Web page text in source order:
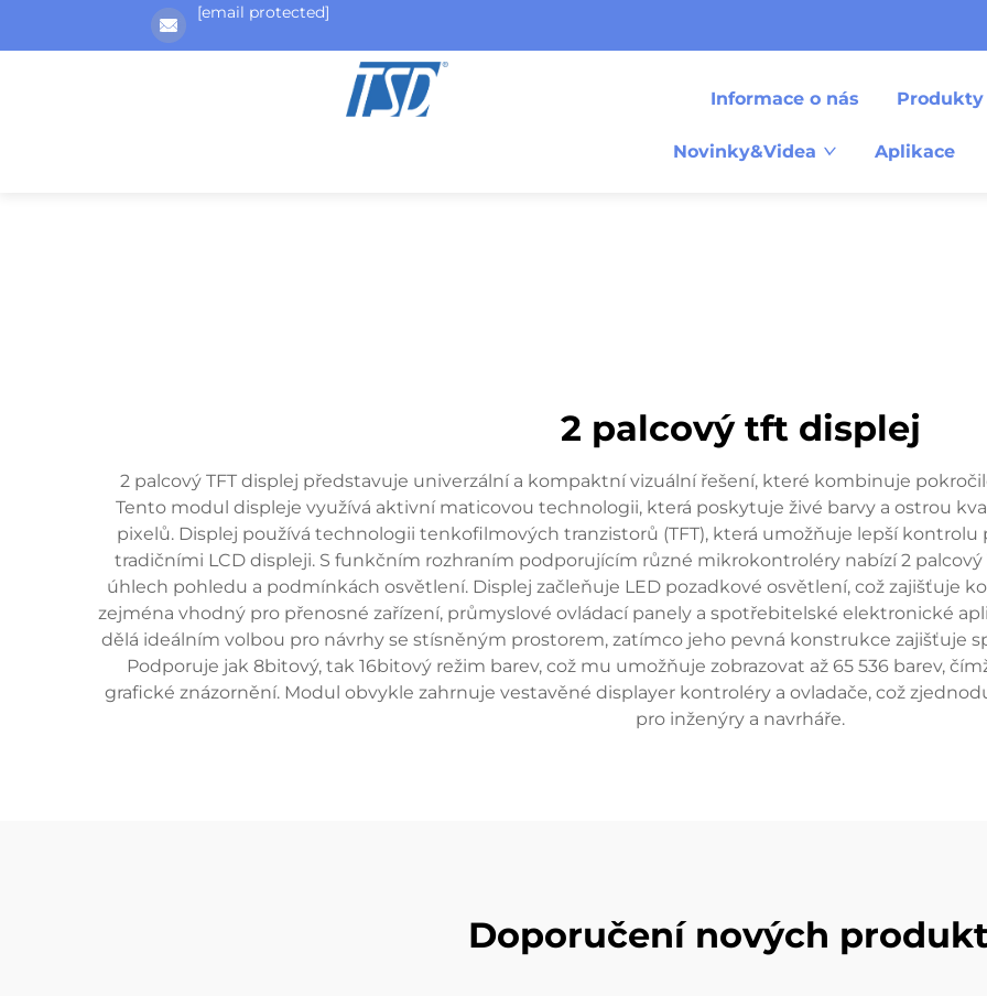
[email protected]
Informace o nás Produkty
Novinky&Videa Aplikace
2 palcový tft displej
2 palcový TFT displej představuje univerzální a kompaktní vizuální řešení, které kombinuje
Tento modul displeje využívá aktivní maticovou technologii, která poskytuje živé barvy a ostrou
pixelů. Displej používá technologii tenkofilmových tranzistorů (TFT), která umožňuje lepší kontrolu
tradičními LCD displeji. S funkčním rozhraním podporujícím různé mikrokontroléry nabízí 2
úhlech pohledu a podmínkách osvětlení. Displej začleňuje LED pozadkové osvětlení, což zajišťuje
zejména vhodný pro přenosné zařízení, průmyslové ovládací panely a spotřebitelské elektronické
dělá ideálním volbou pro návrhy se stísněným prostorem, zatímco jeho pevná konstrukce zajišťuje
Podporuje jak 8bitový, tak 16bitový režim barev, což mu umožňuje zobrazovat až 65 536 barev,
grafické znázornění. Modul obvykle zahrnuje vestavěné displayer kontroléry a ovladače, což
pro inženýry a navrháře.
Doporučení nových